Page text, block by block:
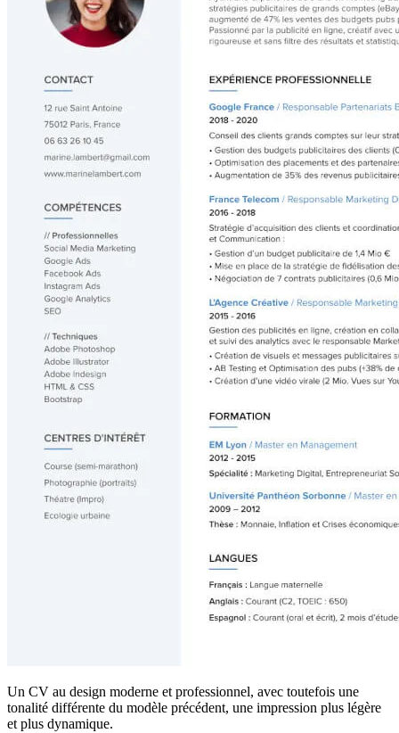
Un CV au design moderne et professionnel, avec toutefois une
tonalité différente du modèle précédent, une impression plus légère
et plus dynamique.